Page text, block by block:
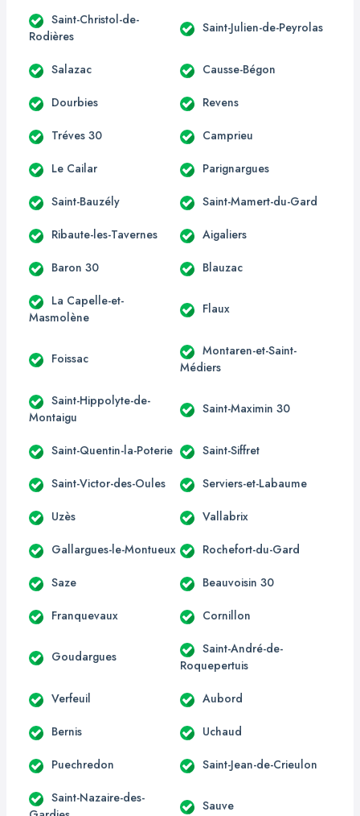
Saint-Christol-de-
Rodières
Saint-Julien-de-Peyrolas
Salazac Causse-Bégon
Dourbies Revens
Tréves 30 Camprieu
Le Cailar Parignargues
Saint-Bauzély Saint-Mamert-du-Gard
Ribaute-les-Tavernes Aigaliers
Baron 30 Blauzac
La Capelle-et-
Masmolène
Flaux
Foissac
Montaren-et-Saint-
Médiers
Saint-Hippolyte-de-
Montaigu
Saint-Maximin 30
Saint-Quentin-la-Poterie Saint-Siffret
Saint-Victor-des-Oules Serviers-et-Labaume
Uzès Vallabrix
Gallargues-le-Montueux Rochefort-du-Gard
Saze Beauvoisin 30
Franquevaux Cornillon
Goudargues
Saint-André-de-
Roquepertuis
Verfeuil Aubord
Bernis Uchaud
Puechredon Saint-Jean-de-Crieulon
Saint-Nazaire-des-
Sauve